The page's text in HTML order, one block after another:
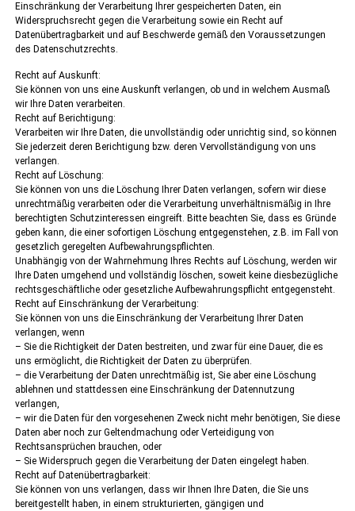
Einschränkung der Verarbeitung Ihrer gespeicherten Daten, ein
Widerspruchsrecht gegen die Verarbeitung sowie ein Recht auf
Datenübertragbarkeit und auf Beschwerde gemäß den Voraussetzungen
des Datenschutzrechts.
Recht auf Auskunft:
Sie können von uns eine Auskunft verlangen, ob und in welchem Ausmaß
wir Ihre Daten verarbeiten.
Recht auf Berichtigung:
Verarbeiten wir Ihre Daten, die unvollständig oder unrichtig sind, so können
Sie jederzeit deren Berichtigung bzw. deren Vervollständigung von uns
verlangen.
Recht auf Löschung:
Sie können von uns die Löschung Ihrer Daten verlangen, sofern wir diese
unrechtmäßig verarbeiten oder die Verarbeitung unverhältnismäßig in Ihre
berechtigten Schutzinteressen eingreift. Bitte beachten Sie, dass es Gründe
geben kann, die einer sofortigen Löschung entgegenstehen, z.B. im Fall von
gesetzlich geregelten Aufbewahrungspflichten.
Unabhängig von der Wahrnehmung Ihres Rechts auf Löschung, werden wir
Ihre Daten umgehend und vollständig löschen, soweit keine diesbezügliche
rechtsgeschäftliche oder gesetzliche Aufbewahrungspflicht entgegensteht.
Recht auf Einschränkung der Verarbeitung:
Sie können von uns die Einschränkung der Verarbeitung Ihrer Daten
verlangen, wenn
– Sie die Richtigkeit der Daten bestreiten, und zwar für eine Dauer, die es
uns ermöglicht, die Richtigkeit der Daten zu überprüfen.
– die Verarbeitung der Daten unrechtmäßig ist, Sie aber eine Löschung
ablehnen und stattdessen eine Einschränkung der Datennutzung
verlangen,
– wir die Daten für den vorgesehenen Zweck nicht mehr benötigen, Sie diese
Daten aber noch zur Geltendmachung oder Verteidigung von
Rechtsansprüchen brauchen, oder
– Sie Widerspruch gegen die Verarbeitung der Daten eingelegt haben.
Recht auf Datenübertragbarkeit:
Sie können von uns verlangen, dass wir Ihnen Ihre Daten, die Sie uns
bereitgestellt haben, in einem strukturierten, gängigen und